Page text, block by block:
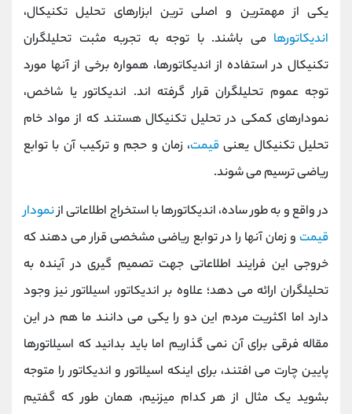
یکی از مهمترین و اصلی‌ ترین ابزارهای تحلیل تکنیکال،
اندیکاتورها می‌ باشند. با توجه به تجربه مثبت تحلیلگران
تکنیکال در استفاده از اندیکاتورها، همواره برخی از آنها مورد
توجه عموم تحلیلگران قرار گرفته‌ اند. اندیکاتور یا شاخص،
نمودارهای کمکی در تحلیل تکنیکال هستند که از مواد خام
تحلیل تکنیکال یعنی قیمت، زمان و حجم و ترکیب آن با توابع
ریاضی ترسیم می ‌شوند.
در واقع و به طور ساده، اندیکاتورها با استخراج اطلاعاتی ازنمودار
قیمت و زمان آنها را در توابع ریاضی مشخصی قرار می‌ دهند که
خروجی این فرایند اطلاعاتی جهت تصمیم گیری در آینده به
تحلیلگران ارائه می ‌دهد؛ علاوه بر اندیکاتور، اسیلاتور نیز وجود
دارد اما اکثریت مردم این دو را یکی می دانند ما هم در این
مقاله فرقی برای آن نمی گذاریم اما باید بدانید که اسیلاتورها
پایین چارت می افتند، برای اینکه اسیلاتور و اندیکاتور را متوجه
بشوید یک مثال از هر کدام میزنیم، همان طور که گفتیم